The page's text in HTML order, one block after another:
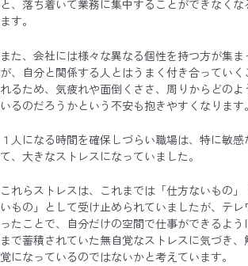
と、落ち着いて業務に集中することができなくな
ます。
また、会社には様々な異なる個性を持つ方が集ま
が、自分と関係する人とはうまく付き合っていく
れるため、気疲れや面倒くささ、周りからどのよ
いるのだろうかという不安も抱きやすくなります。
１人になる時間を確保しづらい職場は、特に敏感
て、大きなストレスになっていました。
これらストレスは、これまでは「仕方ないもの」
いもの」として受け止められていましたが、テレ
ったことで、自分だけの空間で仕事ができるよ
まで蓄積されていた無自覚なストレスに気づき、
覚になっているのではないかと考えています。